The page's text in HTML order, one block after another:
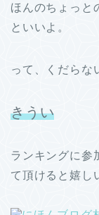
ほんのちょっと
といいよ。
って、くだらな
きうい
ランキングに参
て頂けると嬉し